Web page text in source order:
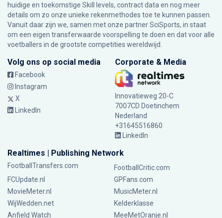
huidige en toekomstige Skill levels, contract data en nog meer
details om zo onze unieke rekenmethodes toe te kunnen passen.
Vanuit daar zijn we, samen met onze partner SciSports, in staat
om een eigen transferwaarde voorspelling te doen en dat voor alle
voetballers in de grootste competities wereldwijd.
Volg ons op social media
Facebook
Instagram
X
LinkedIn
Corporate & Media
Innovatieweg 20-C
7007CD Doetinchem
Nederland
+31645516860
LinkedIn
Realtimes | Publishing Network
FootballTransfers.com
FootballCritic.com
FCUpdate.nl
GPFans.com
MovieMeter.nl
MusicMeter.nl
WijWedden.net
Kelderklasse
Anfield Watch
MeeMetOranje.nl